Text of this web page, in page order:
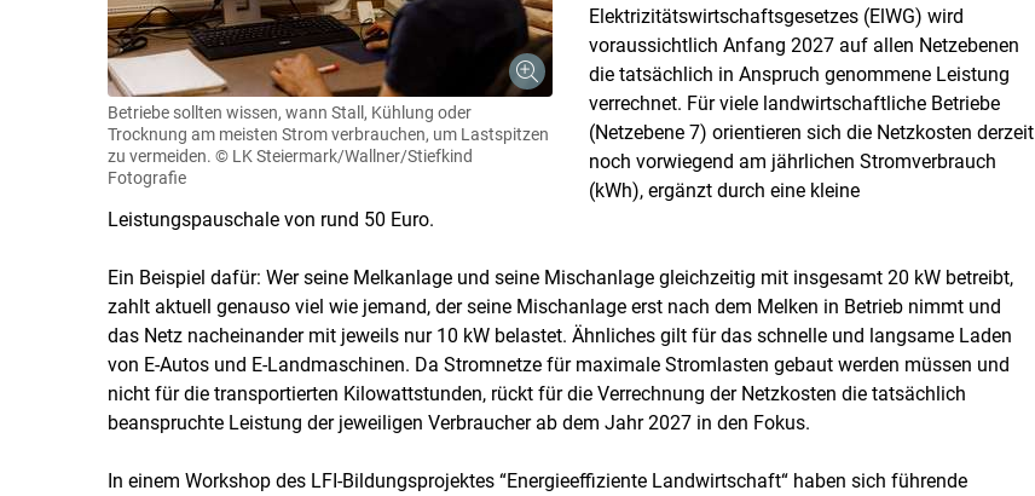
Betriebe sollten wissen, wann Stall, Kühlung oder
Trocknung am meisten Strom verbrauchen, um Lastspitzen
zu vermeiden. © LK Steiermark/Wallner/Stiefkind
Fotografie
Elektrizitätswirtschaftsgesetzes (ElWG) wird
voraussichtlich Anfang 2027 auf allen Netzebenen
die tatsächlich in Anspruch genommene Leistung
verrechnet. Für viele landwirtschaftliche Betriebe
(Netzebene 7) orientieren sich die Netzkosten derzeit
noch vorwiegend am jährlichen Stromverbrauch
(kWh), ergänzt durch eine kleine
Leistungspauschale von rund 50 Euro.
Ein Beispiel dafür: Wer seine Melkanlage und seine Mischanlage gleichzeitig mit insgesamt 20 kW betreibt,
zahlt aktuell genauso viel wie jemand, der seine Mischanlage erst nach dem Melken in Betrieb nimmt und
das Netz nacheinander mit jeweils nur 10 kW belastet. Ähnliches gilt für das schnelle und langsame Laden
von E-Autos und E-Landmaschinen. Da Stromnetze für maximale Stromlasten gebaut werden müssen und
nicht für die transportierten Kilowattstunden, rückt für die Verrechnung der Netzkosten die tatsächlich
beanspruchte Leistung der jeweiligen Verbraucher ab dem Jahr 2027 in den Fokus.
In einem Workshop des LFI-Bildungsprojektes “Energieeffiziente Landwirtschaft“ haben sich führende